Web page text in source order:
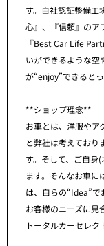
す。自社認証整備工
心』、『信頼』のア
『Best Car Life
いができるような空
が“enjoy”できると
**ショップ理念**
お車とは、洋服やア
と弊社は考えており
す。そして、ご自身
ます。そんなお車に
は、自らの“Idea”
お客様のニーズに見
トータルカーセレク